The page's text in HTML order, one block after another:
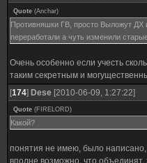
Quote (Anchar)
Противняшки ГВ, просто Выложут ДХ
переработали а чуть изменили
Очень особенно если учесть
таким секретным и
[174] Dese [2010-06-09, 1:27:22]
Quote (FIRELORD)
Какой?
понятия не имею, было написано,
вполне возможно, что объединят,